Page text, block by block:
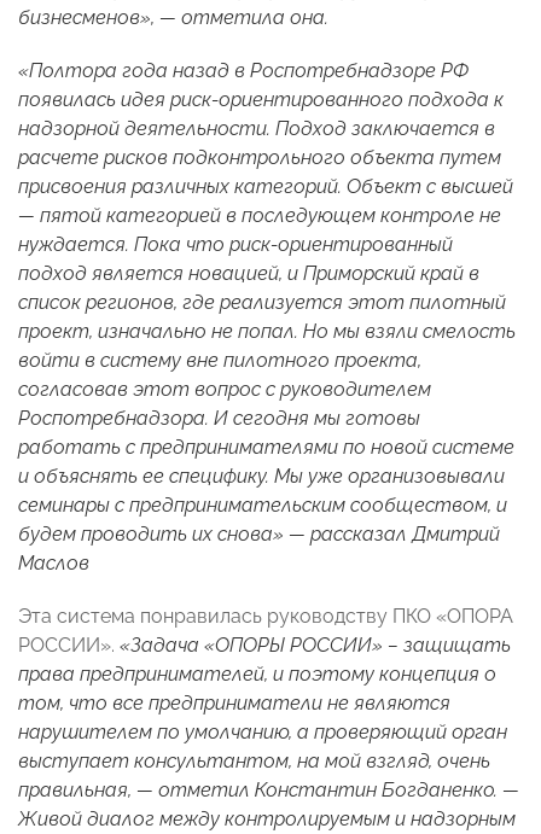
бизнесменов», — отметила она.
«Полтора года назад в Роспотребнадзоре РФ
появилась идея риск-ориентированного подхода к
надзорной деятельности. Подход заключается в
расчете рисков подконтрольного объекта путем
присвоения различных категорий. Объект с высшей
— пятой категорией в последующем контроле не
нуждается. Пока что риск-ориентированный
подход является новацией, и Приморский край в
список регионов, где реализуется этот пилотный
проект, изначально не попал. Но мы взяли смелость
войти в систему вне пилотного проекта,
согласовав этот вопрос с руководителем
Роспотребнадзора. И сегодня мы готовы
работать с предпринимателями по новой системе
и объяснять ее специфику. Мы уже организовывали
семинары с предпринимательским сообществом, и
будем проводить их снова» — рассказал Дмитрий
Маслов
Эта система понравилась руководству ПКО «ОПОРА
РОССИИ». «Задача «ОПОРЫ РОССИИ» – защищать
права предпринимателей, и поэтому концепция о
том, что все предприниматели не являются
нарушителем по умолчанию, а проверяющий орган
выступает консультантом, на мой взгляд, очень
правильная, — отметил Константин Богданенко. —
Живой диалог между контролируемым и надзорным